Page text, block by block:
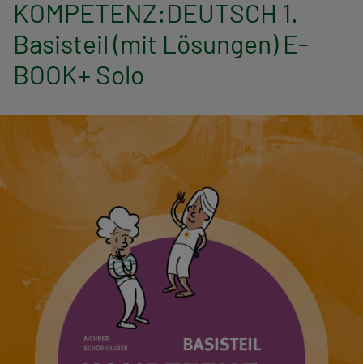
n
a
v
i
a
t
o
n
KOMPETENZ:DEUTSCH 1.
Basisteil (mit Lösungen) E-
BOOK+ Solo